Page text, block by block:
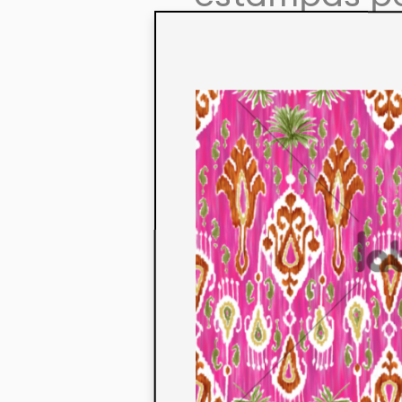
aos seus
linha de
mercados.
ecológicos
acabados
digital.